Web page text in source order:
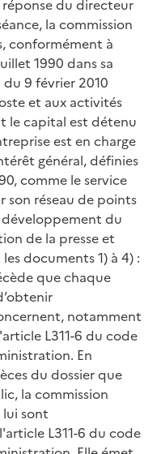
du directeur
la commission
conformément à
1990 dans sa
du 9 février 2010
et aux activités
le capital est détenu
est en charge
général, définies
comme le service
son réseau de points
du
de la presse et
documents 1) à 4) :
que chaque
notamment
L311-6 du code
En
du dossier que
la commission
sont
L311-6 du code